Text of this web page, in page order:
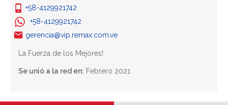
+58-4129921742
+58-4129921742
gerencia@vip.remax.com.ve
La Fuerza de los Mejores!
Se unió a la red en: Febrero 2021